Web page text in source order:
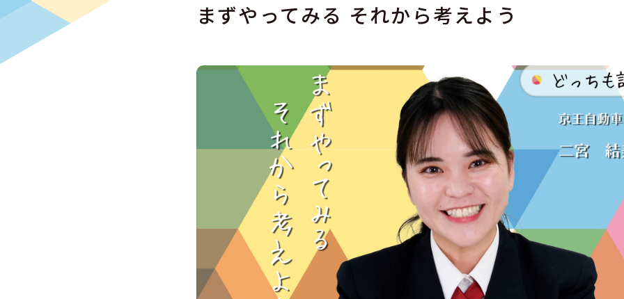
まずやってみる それから考えよう